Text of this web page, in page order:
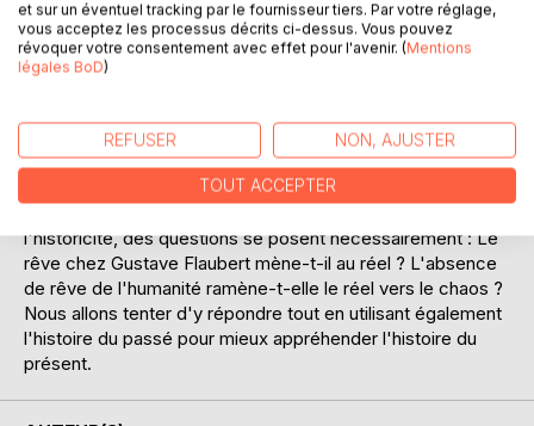
L'Education sentimentale de Gustave Flaubert, se déroule
jour - à quinze ans - dans la rue Transnonain, devant la
boutique d'un épicier, il avait vu des soldats la baïonnette
rouge de sang, avec des cheveux collés à la crosse de
l'historicité, des questions se posent nécessairement : Le
rêve chez Gustave Flaubert mène-t-il au réel ? L'absence
de rêve de l'humanité ramène-t-elle le réel vers le chaos ?
Nous allons tenter d'y répondre tout en utilisant également
l'histoire du passé pour mieux appréhender l'histoire du
présent.
et sur un éventuel tracking par le fournisseur tiers. Par votre réglage,
vous acceptez les processus décrits ci-dessus. Vous pouvez
révoquer votre consentement avec effet pour l'avenir. (Mentions
légales BoD)
REFUSER NON, AJUSTER
TOUT ACCEPTER